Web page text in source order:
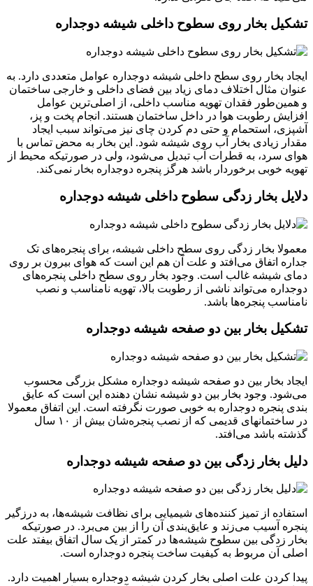
تشکیل بخار روی سطوح داخلی شیشه دوجداره
ایجاد بخار روی سطح داخلی شیشه دوجداره عوامل متعددی دارد. به
عنوان مثال اختلاف دمای زیاد بین فضای داخلی و خارجی ساختمان
و همین‌طور فقدان تهویه مناسب داخلی، از اصلی‌ترین عوامل
افزایش رطوبت هوا در داخل ساختمان هستند. انجام پخت و پز،
آشپزی، استحمام و حتی دم کردن چای نیز می‌تواند سبب ایجاد
مقدار زیادی بخار آب روی شیشه شود. این بخار به محض تماس با
هوای سرد، به قطرات آب تبدیل می‌شود، ولی در صورتیکه محیط از
تهویه خوبی برخوردار باشد هرگز پنجره دوجداره بخار نمی‌کند.
دلایل بخار زدگی سطوح داخلی شیشه دوجداره
معمولا بخار زدگی روی سطح داخلی شیشه، برای پنجره‌های تک
جداره اتفاق می‌افتد و علت آن هم این است که هوای بیرون بر روی
دمای شیشه غالب است. وجود بخار روی سطح داخلی پنجره‌های
دوجداره می‌تواند ناشی از رطوبت بالا، تهویه نامناسب و نصب
نامناسب پنجره‌ها‌ باشد.
تشکیل بخار بین دو صفحه شیشه دوجداره
ایجاد بخار بین دو صفحه شیشه دوجداره مشکل بزرگی محسوب
می‌شود. وجود بخار بین دو شیشه نشان‌ دهنده این است که عایق
بندی پنجره دوجداره به خوبی صورت نگرفته است. این اتفاق معمولا
در ساختمان‎های قدیمی که از نصب پنجره‌شان بیش از ۱۰ سال
گذشته باشد می‌افتد.
دلیل بخار زدگی بین دو صفحه شیشه دوجداره
استفاده از تمیز کننده‌های شیمیایی برای نظافت شیشه‌ها، به درزگیر
پنجره آسیب می‌زند و عایق‌بندی آن را از بین می‌برد. در صورتیکه
بخار زدگی بین سطوح شیشه‌ها در کمتر از یک سال اتفاق بیفتد علت
اصلی آن مربوط به کیفیت ساخت پنجره دوجداره است.
پیدا کردن علت اصلی بخار کردن شیشه دوجداره بسیار اهمیت دارد.